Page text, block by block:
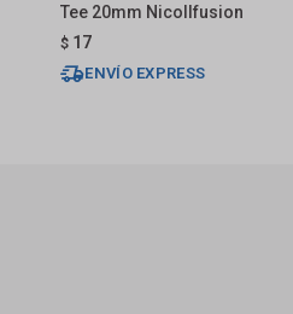
Tee 20mm Nicollfusion
$ 17
ENVÍO EXPRESS